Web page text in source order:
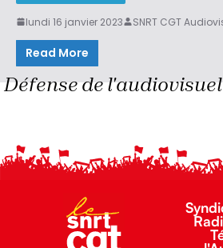
lundi 16 janvier 2023 SNRT CGT
Read More
Défense de